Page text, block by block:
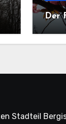
Der
Stadteil